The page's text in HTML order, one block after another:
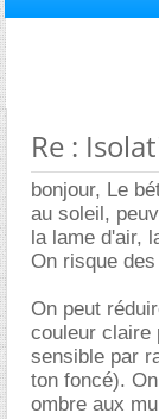
Re :
bonjour, Le
au soleil,
la lame d'air,
On risque
On peut
couleur claire
sensible par
ton foncé).
ombre aux